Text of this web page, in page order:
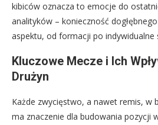
kibiców oznacza to emocje do
analityków – konieczność
aspektu, od formacji po indywidualne
Kluczowe Mecze i Ich
Drużyn
Każde zwycięstwo, a nawet remis, w
ma znaczenie dla budowania pozycji